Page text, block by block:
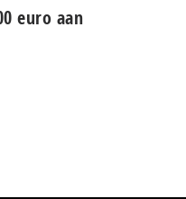
euro aan